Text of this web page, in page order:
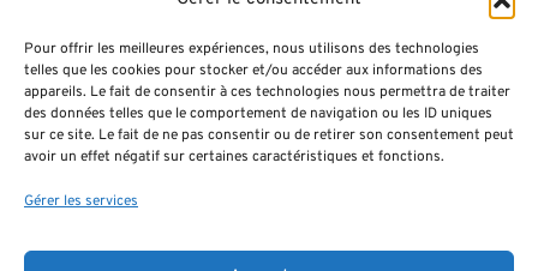
Pour offrir les meilleures expériences, nous utilisons des technologies
telles que les cookies pour stocker et/ou accéder aux informations des
appareils. Le fait de consentir à ces technologies nous permettra de traiter
des données telles que le comportement de navigation ou les ID uniques
sur ce site. Le fait de ne pas consentir ou de retirer son consentement peut
avoir un effet négatif sur certaines caractéristiques et fonctions.
Gérer les services